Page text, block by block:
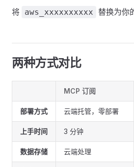
将 aws_xxxxxxxxxx 替换为你
两种方式对比
MCP 订阅
部署方式 云端托管，零部署
上手时间 3 分钟
数据存储 云端处理